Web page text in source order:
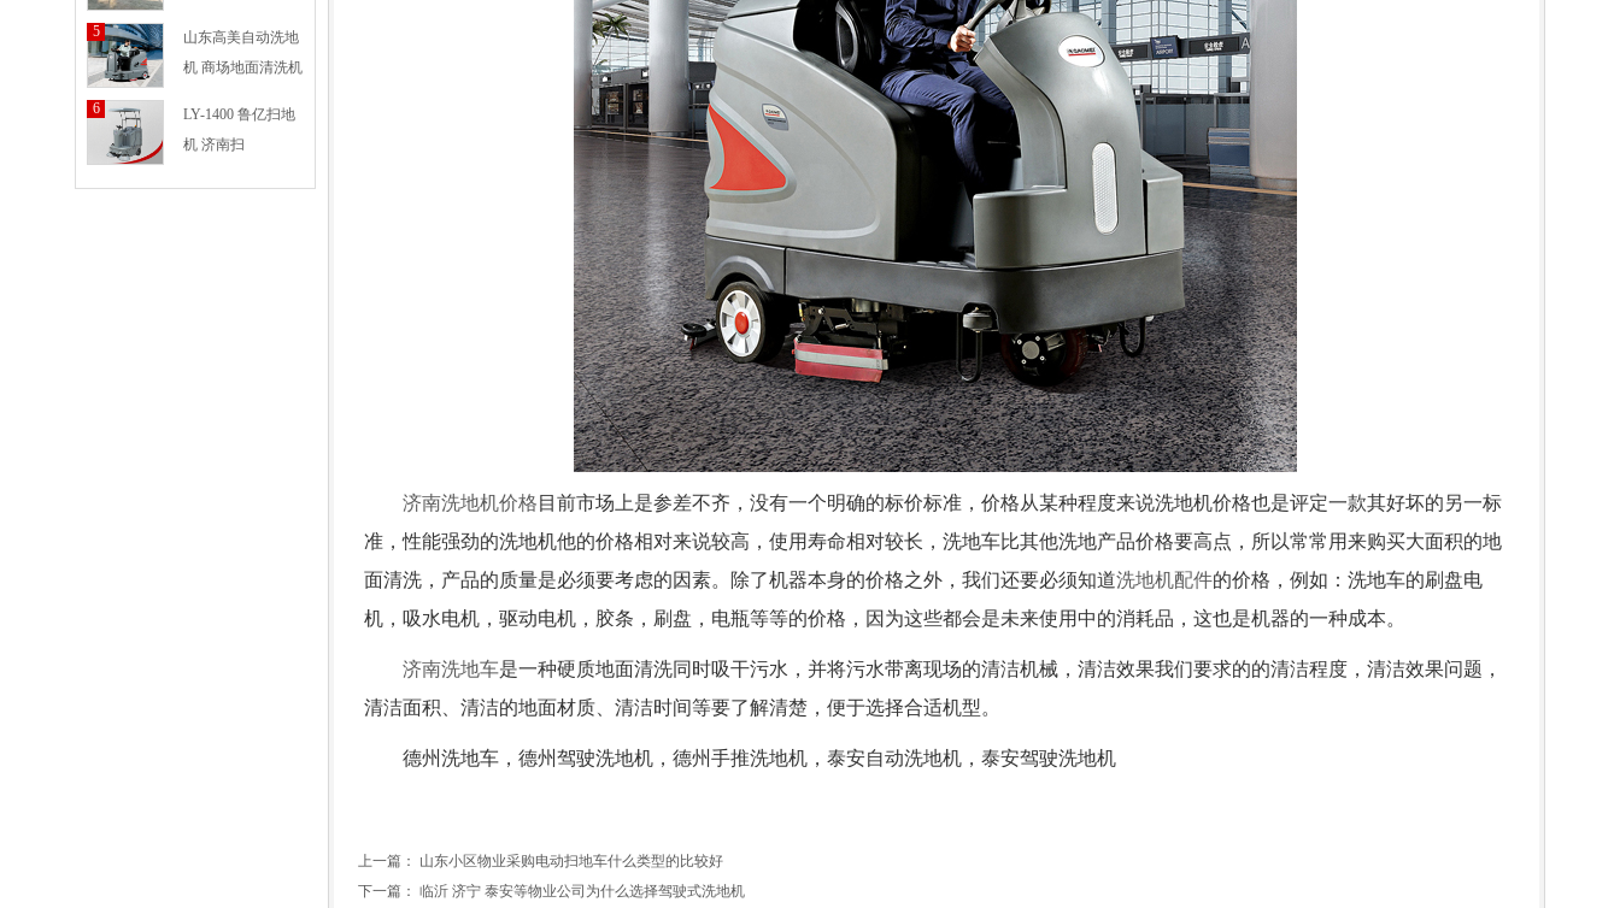
5
山东高美自动洗地
机 商场地面清洗机
6
LY-1400 鲁亿扫地
机 济南扫
济南洗地机价格 目前市场上是参差不齐，没有一个明确的标价标准，价格从某种程度来说洗地机价格也是评定一款其好坏的另一标
准，性能强劲的洗地机他的价格相对来说较高，使用寿命相对较长，洗地车比其他洗地产品价格要高点，所以常常用来购买大面积的地
面清洗，产品的质量是必须要考虑的因素。除了机器本身的价格之外，我们还要必须知道洗地机配件的价格，例如：洗地车的刷盘电
机，吸水电机，驱动电机，胶条，刷盘，电瓶等等的价格，因为这些都会是未来使用中的消耗品，这也是机器的一种成本。
济南洗地车是一种硬质地面清洗同时吸干污水，并将污水带离现场的清洁机械，清洁效果我们要求的的清洁程度，清洁效果问题，
清洁面积、清洁的地面材质、清洁时间等要了解清楚，便于选择合适机型。
德州洗地车，德州驾驶洗地机，德州手推洗地机，泰安自动洗地机，泰安驾驶洗地机
上一篇： 山东小区物业采购电动扫地车什么类型的比较好
下一篇： 临沂 济宁 泰安等物业公司为什么选择驾驶式洗地机